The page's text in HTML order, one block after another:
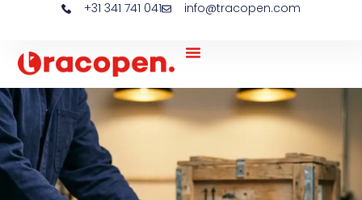
+31 341 741 041 info@tracopen.com